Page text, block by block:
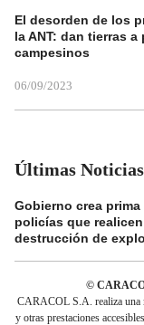
El desorden de los
la ANT: dan tierras
campesinos
06/09/2023
Últimas Noticias
Gobierno crea
policías que
destrucción de
©
CARACOL S.A. realiza una
y otras prestaciones